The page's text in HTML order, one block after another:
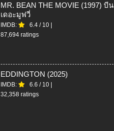
MR. BEAN THE MOVIE (1997) บีน
เดอะมูฟวี่
IMDB: 6.4 / 10
87,694 ratings
EDDINGTON (2025)
IMDB: 6.6 / 10
32,358 ratings